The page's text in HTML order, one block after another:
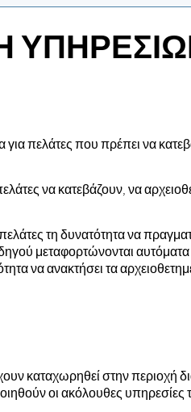
για πελάτες που πρέπει να
να κατεβάζουν, να
τη δυνατότητα να
μεταφορτώνονται αυτόματα
να ανακτήσει τα
καταχωρηθεί στην περιοχή
οι ακόλουθες υπηρεσίες